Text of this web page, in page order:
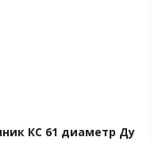
КС 61 диаметр Ду